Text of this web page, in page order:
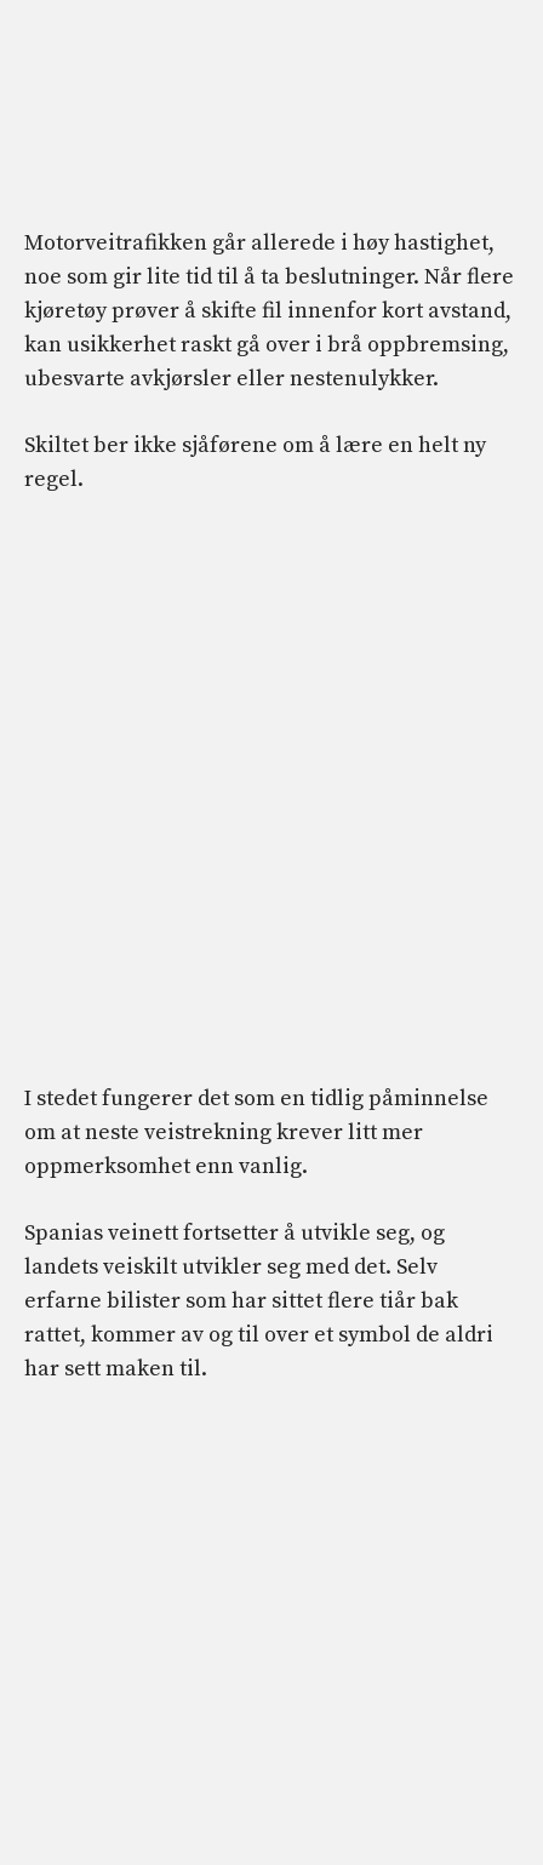
Motorveitrafikken går allerede i høy hastighet,
noe som gir lite tid til å ta beslutninger. Når flere
kjøretøy prøver å skifte fil innenfor kort avstand,
kan usikkerhet raskt gå over i brå oppbremsing,
ubesvarte avkjørsler eller nestenulykker.
Skiltet ber ikke sjåførene om å lære en helt ny
regel.
I stedet fungerer det som en tidlig påminnelse
om at neste veistrekning krever litt mer
oppmerksomhet enn vanlig.
Spanias veinett fortsetter å utvikle seg, og
landets veiskilt utvikler seg med det. Selv
erfarne bilister som har sittet flere tiår bak
rattet, kommer av og til over et symbol de aldri
har sett maken til.